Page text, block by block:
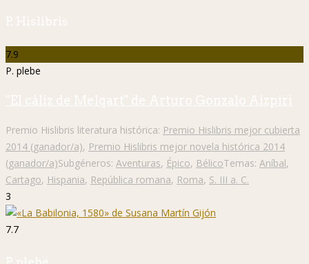
P. Hislibris
7.9
P. plebe
"El cáliz de Melqart" de Arturo Gonzalo Aizpiri
Premio Hislibris literatura histórica: Premio Hislibris mejor cubierta
2014 (ganador/a), Premio Hislibris mejor novela histórica 2014
(ganador/a)Subgéneros: Aventuras, Épico, BélicoTemas: Aníbal,
Cartago, Hispania, República romana, Roma, S. III a. C.
3
7.7